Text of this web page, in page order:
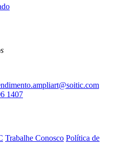
1407
Trabalhe Conosco Política de